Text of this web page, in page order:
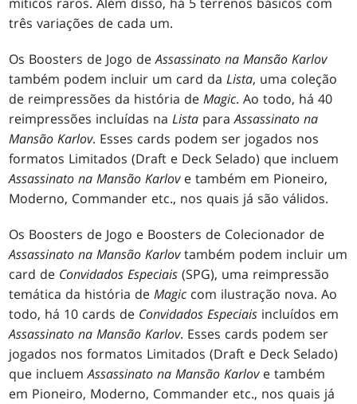
três variações de cada um.
Os Boosters de Jogo deAssassinato na Mansão Karlov
também podem incluir um card daLista, uma coleção
de reimpressões da história deMagic. Ao todo, há 40
reimpressões incluídas naLista paraAssassinato na
Mansão Karlov. Esses cards podem ser jogados nos
formatos Limitados (Draft e Deck Selado) que incluem
Assassinato na Mansão Karlove também em Pioneiro,
Moderno, Commander etc., nos quais já são válidos.
Os Boosters de Jogo e Boosters de Colecionador de
Assassinato na Mansão Karlovtambém podem incluir um
card de Convidados Especiais (SPG), uma reimpressão
temática da história deMagic com ilustração nova. Ao
todo, há 10 cards de Convidados Especiais incluídos em
Assassinato na Mansão Karlov. Esses cards podem ser
jogados nos formatos Limitados (Draft e Deck Selado)
que incluemAssassinato na Mansão Karlove também
em Pioneiro, Moderno, Commander etc., nos quais já